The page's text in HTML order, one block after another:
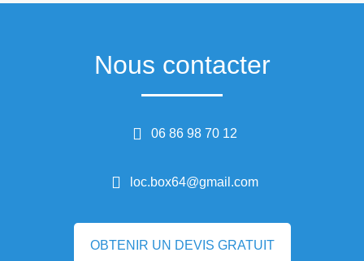
Nous contacter
06 86 98 70 12
loc.box64@gmail.com
OBTENIR UN DEVIS GRATUIT